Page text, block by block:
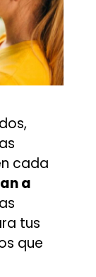
cada
a
tus
que